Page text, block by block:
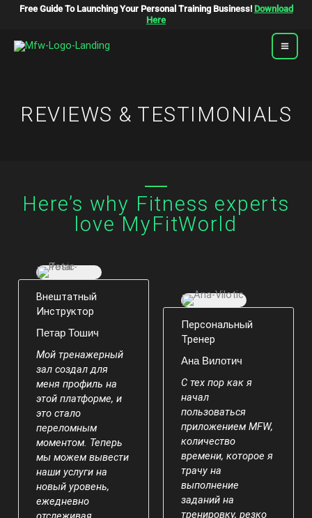
ПерейтиFree Guide To Launching Your Personal Training Business! Download
Here
REVIEWS & TESTIMONIALS
Here’s why Fitness experts
love MyFitWorld
Внештатный
Инструктор
Петар Тошич
Мой тренажерный
зал создал для
меня профиль на
этой платформе, и
это стало
переломным
моментом. Теперь
мы можем вывести
наши услуги на
новый уровень,
ежедневно
Персональный
Тренер
Ана Вилотич
С тех пор как я
начал
пользоваться
приложением MFW,
количество
времени, которое я
трачу на
выполнение
заданий на
тренировку, резко